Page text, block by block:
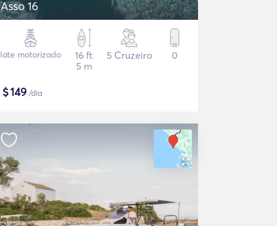
Asso 16
Iate motorizado
16 ft
5 m
5 Cruzeiro 0
$149/dia